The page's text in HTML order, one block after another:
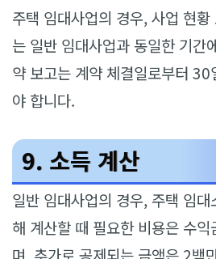
주택 임대사업의 경우, 사업 현
는 일반 임대사업과 동일한 기간
약 보고는 계약 체결일로부터 30
야 합니다.
9. 소득 계산
일반 임대사업의 경우, 주택 임
해 계산할 때 필요한 비용은 수
며, 추가로 공제되는 금액은 2백